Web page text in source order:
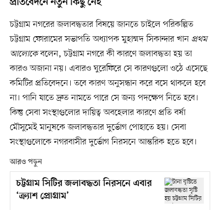
প্রতিবেদনে নতুন কিছু নেই
চট্টগ্রাম নগরের জলাবদ্ধতার বিষয়ে জানতে চাইলে পরিকল্পিত
চট্টগ্রাম ফোরামের সভাপতি অধ্যাপক মুহাম্মদ সিকান্দার খান প্রথম
আলোকেবলেন, চট্টগ্রাম নগরে কী কারণে জলাবদ্ধতা হয় তা
কারও অজানা নয়। এবারও ঘুরেফিরে সে কারণগুলো ওঠে এসেছে
কমিটির প্রতিবেদনে। তবে কারণ অনুসন্ধান করে বসে থাকলে হবে
না। পানি যাতে দ্রুত নামতে পারে সে জন্য পদক্ষেপ নিতে হবে।
কিন্তু সেবা সংস্থাগুলোর দায়িত্ব অবহেলার কারণে প্রতি বর্ষা
মৌসুমেই মানুষকে জলাবদ্ধতার দুর্ভোগ পোহাতে হয়। সেবা
সংস্থাগুলোকে নগরবাসীর দুর্ভোগ নিরসনে আন্তরিক হতে হবে।
আরও পড়ুন
চট্টগ্রাম সিটির জলাবদ্ধতা নিরসনে এবার
‘ক্র্যাশ প্রোগ্রাম’